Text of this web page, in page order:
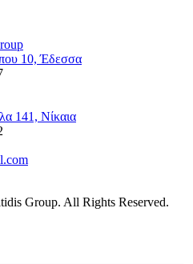
10, Έδεσσα
141, Νίκαια
Group. All Rights Reserved.